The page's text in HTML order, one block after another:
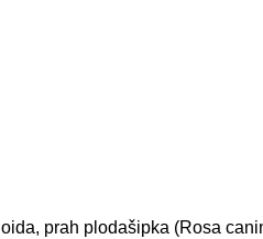
prah plodašipka (Rosa